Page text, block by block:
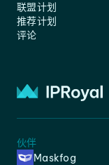
联盟计划
推荐计划
评论
伙伴
Maskfog